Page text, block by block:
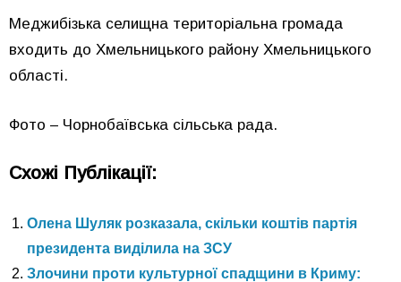
Меджибізька селищна територіальна громада
входить до Хмельницького району Хмельницького
області.
Фото – Чорнобаївська сільська рада.
Схожі Публікації:
Олена Шуляк розказала, скільки коштів партія
президента виділила на ЗСУ
Злочини проти культурної спадщини в Криму: